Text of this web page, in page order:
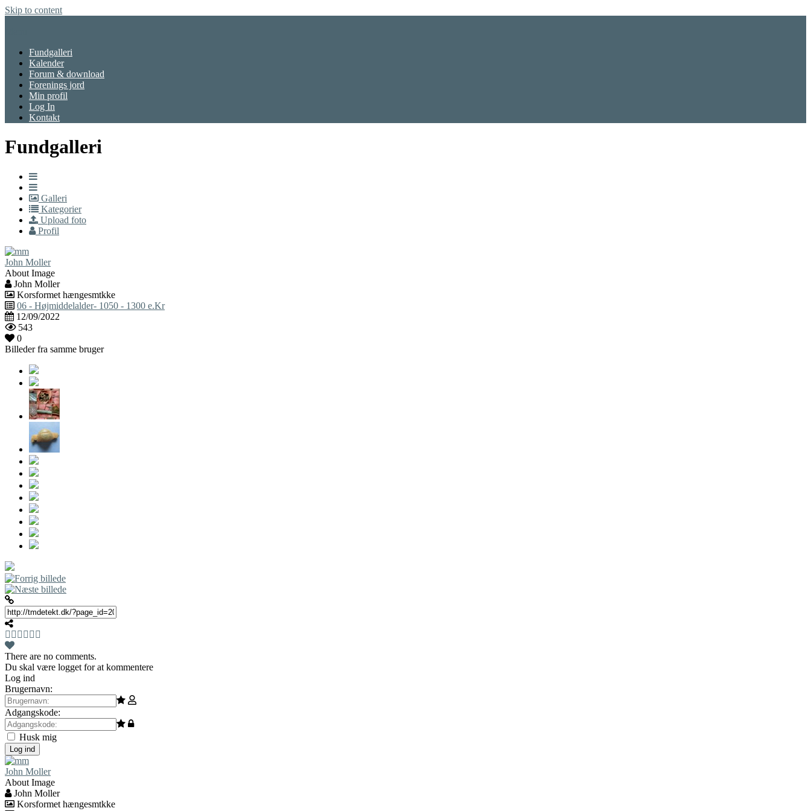
Skip to content
Fundgalleri
Kalender
Forum & download
Forenings jord
Min profil
Log In
Kontakt
Fundgalleri
Galleri
Kategorier
Upload foto
Profil
John Moller
About Image
John Moller
Korsformet hængesmtkke
06 - Højmiddelalder- 1050 - 1300 e.Kr
12/09/2022
543
0
Billeder fra samme bruger
There are no comments.
Du skal være logget for at kommentere
Log ind
Brugernavn:
Adgangskode:
Husk mig
Log ind
John Moller
About Image
John Moller
Korsformet hængesmtkke